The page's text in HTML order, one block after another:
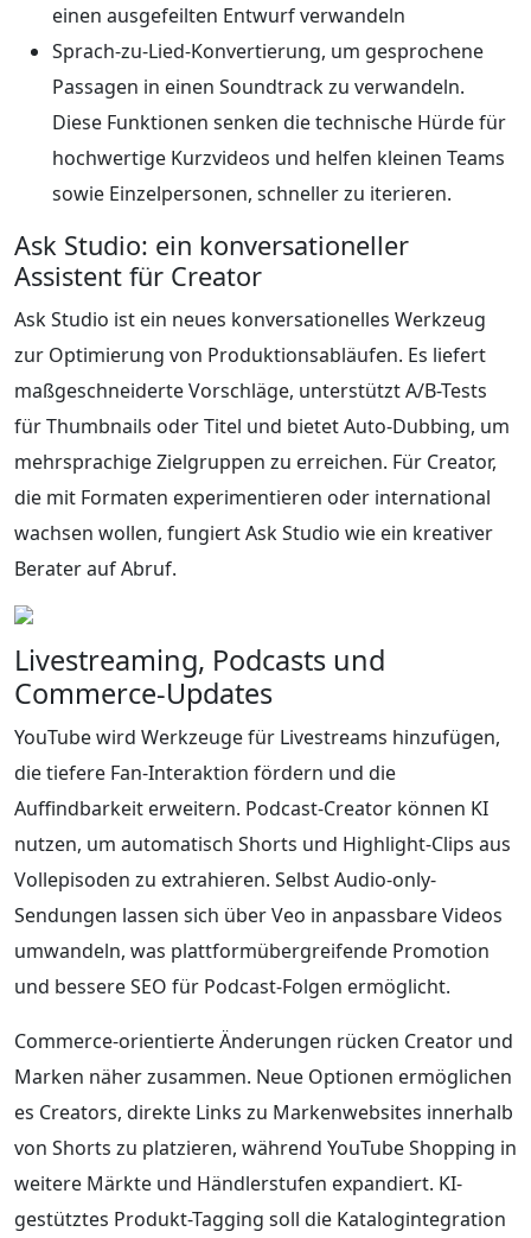
einen ausgefeilten Entwurf verwandeln
Sprach-zu-Lied-Konvertierung, um gesprochene
Passagen in einen Soundtrack zu verwandeln.
Diese Funktionen senken die technische Hürde für
hochwertige Kurzvideos und helfen kleinen Teams
sowie Einzelpersonen, schneller zu iterieren.
Ask Studio: ein konversationeller
Assistent für Creator
Ask Studio ist ein neues konversationelles Werkzeug
zur Optimierung von Produktionsabläufen. Es liefert
maßgeschneiderte Vorschläge, unterstützt A/B-Tests
für Thumbnails oder Titel und bietet Auto-Dubbing, um
mehrsprachige Zielgruppen zu erreichen. Für Creator,
die mit Formaten experimentieren oder international
wachsen wollen, fungiert Ask Studio wie ein kreativer
Berater auf Abruf.
Livestreaming, Podcasts und
Commerce-Updates
YouTube wird Werkzeuge für Livestreams hinzufügen,
die tiefere Fan-Interaktion fördern und die
Auffindbarkeit erweitern. Podcast-Creator können KI
nutzen, um automatisch Shorts und Highlight-Clips aus
Vollepisoden zu extrahieren. Selbst Audio-only-
Sendungen lassen sich über Veo in anpassbare Videos
umwandeln, was plattformübergreifende Promotion
und bessere SEO für Podcast-Folgen ermöglicht.
Commerce-orientierte Änderungen rücken Creator und
Marken näher zusammen. Neue Optionen ermöglichen
es Creators, direkte Links zu Markenwebsites innerhalb
von Shorts zu platzieren, während YouTube Shopping in
weitere Märkte und Händlerstufen expandiert. KI-
gestütztes Produkt-Tagging soll die Katalogintegration